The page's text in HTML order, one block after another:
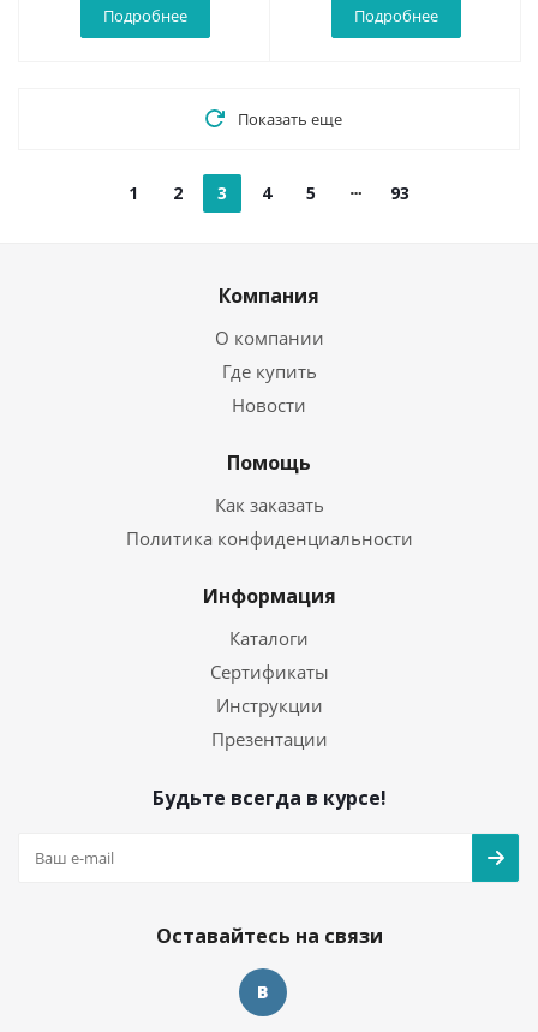
Подробнее Подробнее
Показать еще
1 2 3 4 5 93
Компания
О компании
Где купить
Новости
Помощь
Как заказать
Политика конфиденциальности
Информация
Каталоги
Сертификаты
Инструкции
Презентации
Будьте всегда в курсе!
Оставайтесь на связи